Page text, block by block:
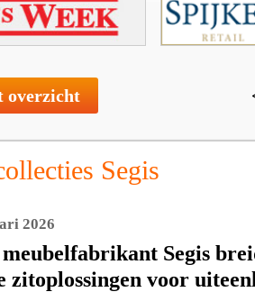
overzicht
Segis
2026
Segis
zitoplossingen voor